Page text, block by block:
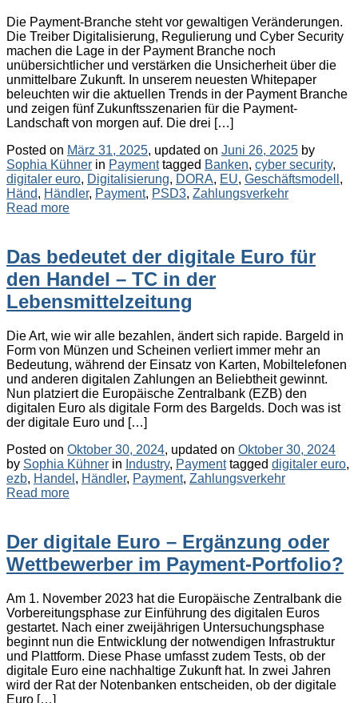
Die Payment-Branche steht vor gewaltigen Veränderungen.
Die Treiber Digitalisierung, Regulierung und Cyber Security
machen die Lage in der Payment Branche noch
unübersichtlicher und verstärken die Unsicherheit über die
unmittelbare Zukunft. In unserem neuesten Whitepaper
beleuchten wir die aktuellen Trends in der Payment Branche
und zeigen fünf Zukunftsszenarien für die Payment-
Landschaft von morgen auf. Die drei […]
Posted on März 31, 2025, updated on Juni 26, 2025 by
Sophia Kühner in Categories
Paymenttagged Tags
Banken, cyber security,
digitaler euro, Digitalisierung, DORA, EU, Geschäftsmodell ,
Händ, Händler, Payment, PSD3, Zahlungsverkehr
Read more
Das bedeutet der digitale Euro für
den Handel – TC in der
Lebensmittelzeitung
Die Art, wie wir alle bezahlen, ändert sich rapide. Bargeld in
Form von Münzen und Scheinen verliert immer mehr an
Bedeutung, während der Einsatz von Karten, Mobiltelefonen
und anderen digitalen Zahlungen an Beliebtheit gewinnt.
Nun platziert die Europäische Zentralbank (EZB) den
digitalen Euro als digitale Form des Bargelds. Doch was ist
der digitale Euro und […]
Posted on Oktober 30, 2024, updated on Oktober 30, 2024
by Sophia Kühner in Categories
Industry, Paymenttagged Tags
digitaler euro,
ezb, Handel , Händler, Payment, Zahlungsverkehr
Read more
Der digitale Euro – Ergänzung oder
Wettbewerber im Payment-Portfolio?
Am 1. November 2023 hat die Europäische Zentralbank die
Vorbereitungsphase zur Einführung des digitalen Euros
gestartet. Nach einer zweijährigen Untersuchungsphase
beginnt nun die Entwicklung der notwendigen Infrastruktur
und Plattform. Diese Phase umfasst zudem Tests, ob der
digitale Euro eine nachhaltige Zukunft hat. In zwei Jahren
wird der Rat der Notenbanken entscheiden, ob der digitale
Euro […]